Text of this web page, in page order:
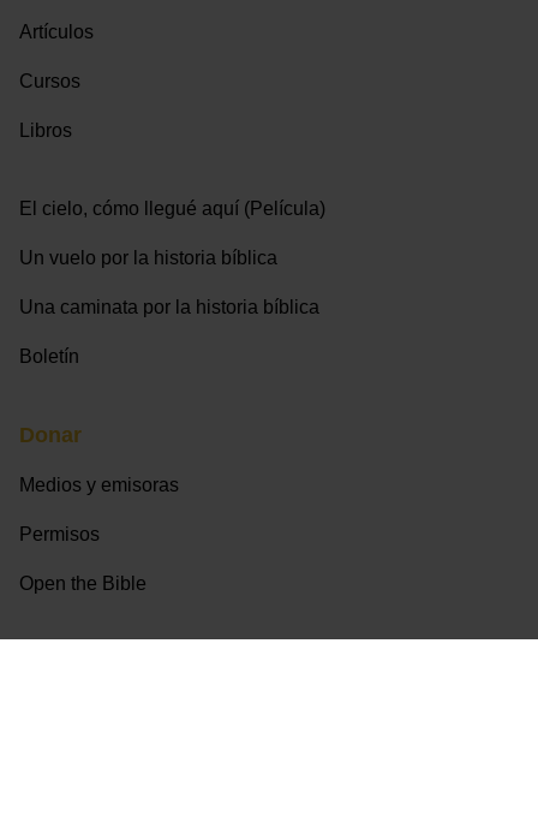
Artículos
Cursos
Libros
El cielo, cómo llegué aquí (Película)
Un vuelo por la historia bíblica
Una caminata por la historia bíblica
Boletín
Donar
Medios y emisoras
Permisos
Open the Bible